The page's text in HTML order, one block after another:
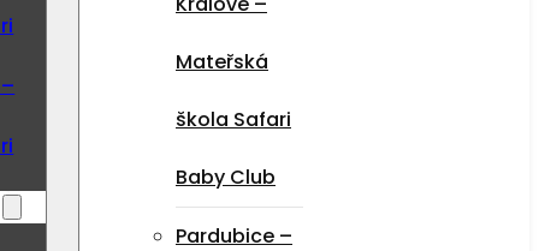
Mateřská
škola Safari
Baby Club
Pardubice –